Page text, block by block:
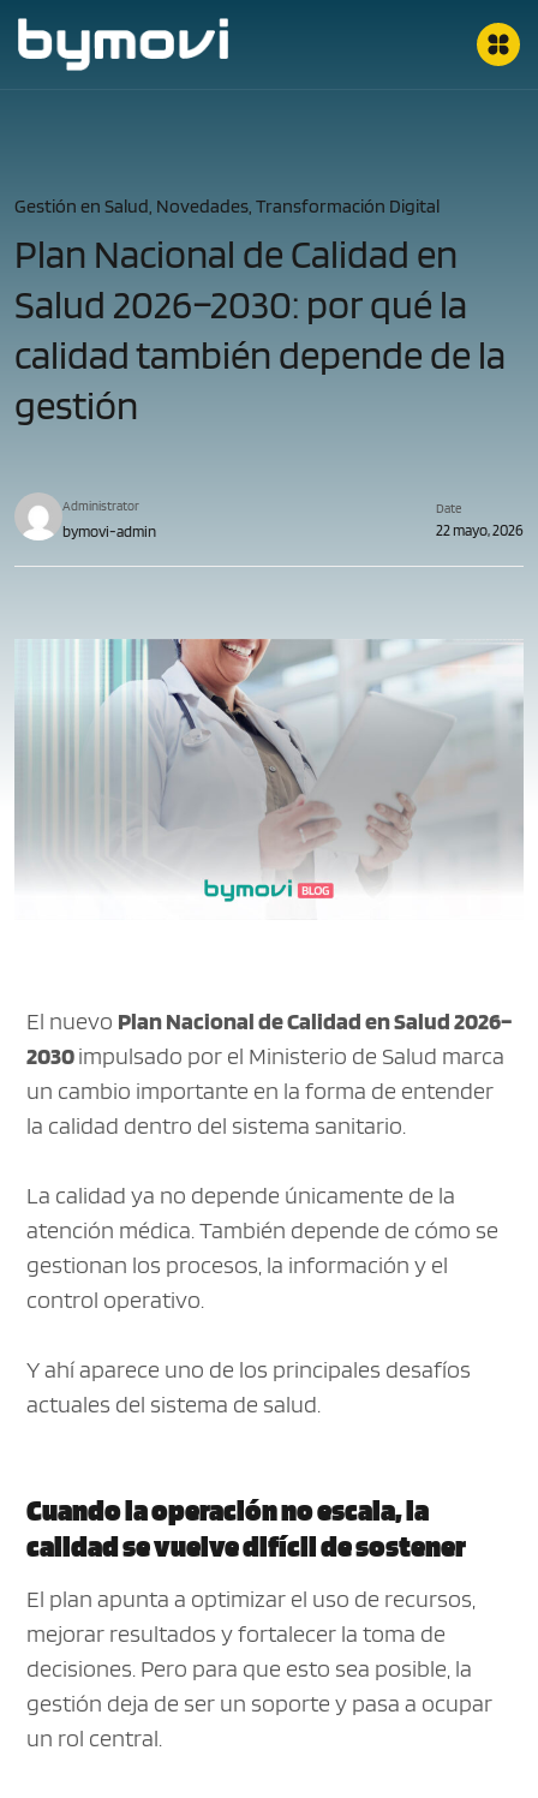
Gestión en Salud, Novedades, Transformación Digital
Plan Nacional de Calidad en
Salud 2026–2030: por qué la
calidad también depende de la
gestión
Administrator
bymovi-admin
Date
22 mayo, 2026
El nuevo Plan Nacional de Calidad en Salud 2026–
2030impulsado por el Ministerio de Salud marca
un cambio importante en la forma de entender
la calidad dentro del sistema sanitario.
La calidad ya no depende únicamente de la
atención médica. También depende de cómo se
gestionan los procesos, la información y el
control operativo.
Y ahí aparece uno de los principales desafíos
actuales del sistema de salud.
Cuando la operación no escala, la
calidad se vuelve difícil de sostener
El plan apunta a optimizar el uso de recursos,
mejorar resultados y fortalecer la toma de
decisiones. Pero para que esto sea posible, la
gestión deja de ser un soporte y pasa a ocupar
un rol central.